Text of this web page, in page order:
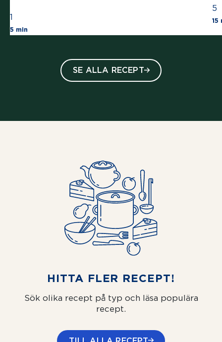
1
5 min
5
15
SE ALLA RECEPT
HITTA FLER RECEPT!
Sök olika recept på typ och läsa populära
recept.